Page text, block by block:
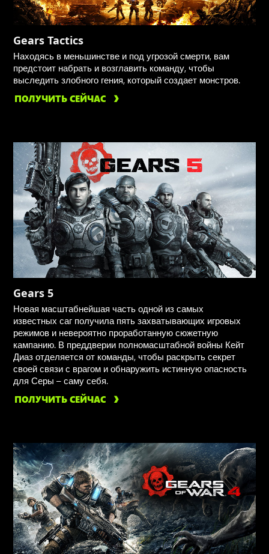
Gears Tactics
Находясь в меньшинстве и под угрозой смерти, вам
предстоит набрать и возглавить команду, чтобы
выследить злобного гения, который создает монстров.
ПОЛУЧИТЬ СЕЙЧАС
Gears 5
Новая масштабнейшая часть одной из самых
известных саг получила пять захватывающих игровых
режимов и невероятно проработанную сюжетную
кампанию. В преддверии полномасштабной войны Кейт
Диаз отделяется от команды, чтобы раскрыть секрет
своей связи с врагом и обнаружить истинную опасность
для Серы – саму себя.
ПОЛУЧИТЬ СЕЙЧАС